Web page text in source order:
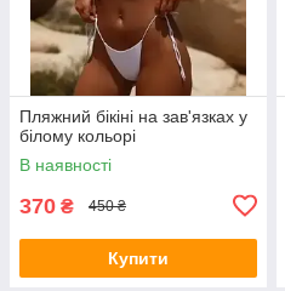
Пляжний бікіні на зав'язках у
білому кольорі
В наявності
370 ₴ 450 ₴
Купити